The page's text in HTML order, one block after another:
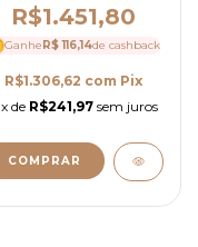
Manga Longa e
Decote em V- Ref
4189
R$1.451,80
GanheR$ 116,14de cashback
R$1.306,62 com Pix
x de R$241,97 sem juros
COMPRAR